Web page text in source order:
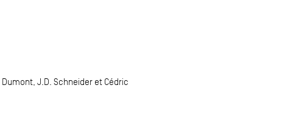
J.D. Schneider et Cédric